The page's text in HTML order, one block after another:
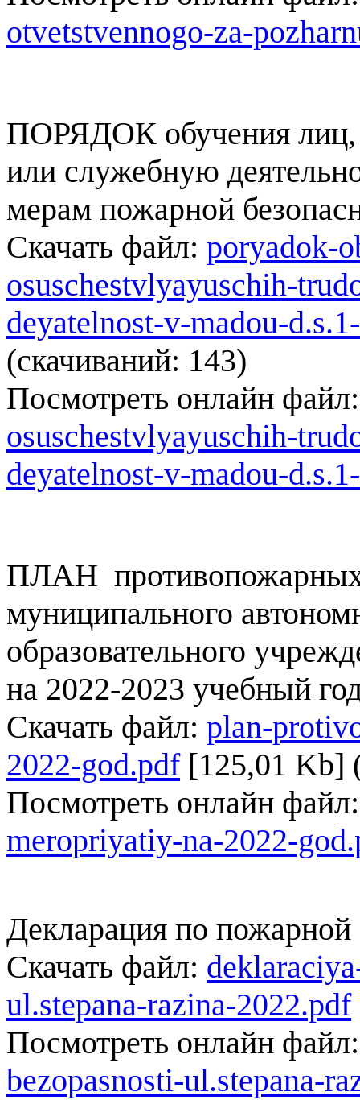
otvetstvennogo-za-
ПОРЯДОК обучения лиц,
или служебную
мерам пожарной
Скачать файл: poryadok-
osuschestvlyayuschih-
deyatelnost-v-madou-
(cкачиваний: 143)
Посмотреть онлайн
osuschestvlyayuschih-
deyatelnost-v-madou-
ПЛАН
муниципального
образовательного
на 2022-2023 учебный
Скачать файл: plan-
2022-god.pdf[125,01 Kb]
Посмотреть онлайн
meropriyatiy-na-2022-
Декларация по пожарной
Скачать файл:
ul.stepana-razina-2022.pdf
Посмотреть онлайн
bezopasnosti-ul.stepana-